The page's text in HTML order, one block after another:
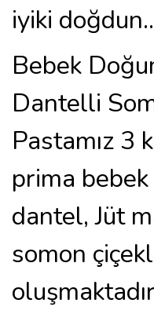
iyiki
Bebek
Dantelli
Pastamız 3
prima
dantel, Jüt
somon